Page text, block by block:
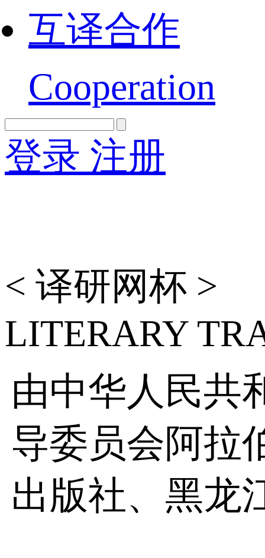
互译合作
Cooperation
登录 注册
< 译研网杯 >
LITERARY
由中华人民共
导委员会阿拉
出版社、黑龙